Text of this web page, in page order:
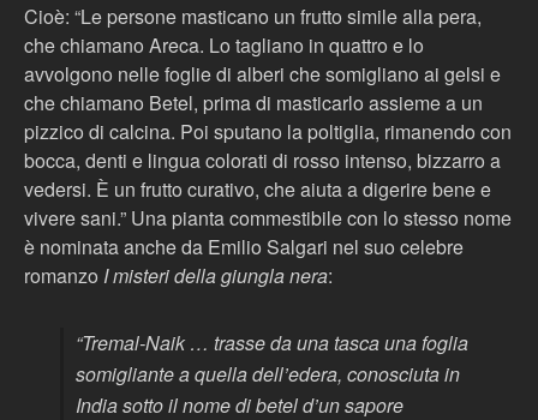
Cioè: “Le persone masticano un frutto simile alla pera,
che chiamano Areca. Lo tagliano in quattro e lo
avvolgono nelle foglie di alberi che somigliano ai gelsi e
che chiamano Betel, prima di masticarlo assieme a un
pizzico di calcina. Poi sputano la poltiglia, rimanendo con
bocca, denti e lingua colorati di rosso intenso, bizzarro a
vedersi. È un frutto curativo, che aiuta a digerire bene e
vivere sani.” Una pianta commestibile con lo stesso nome
è nominata anche da Emilio Salgari nel suo celebre
romanzo I misteri della giungla nera:
“Tremal-Naik … trasse da una tasca una foglia
somigliante a quella dell’edera, conosciuta in
India sotto il nome di betel d’un sapore